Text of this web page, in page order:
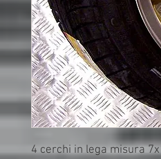
4 cerchi in lega misura